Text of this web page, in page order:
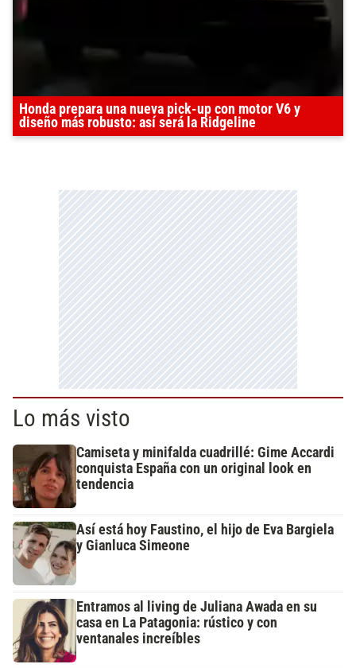
Honda prepara una nueva pick-up con motor V6 y
diseño más robusto: así será la Ridgeline
Lo más visto
Camiseta y minifalda cuadrillé: Gime Accardi
conquista España con un original look en
tendencia
Así está hoy Faustino, el hijo de Eva Bargiela
y Gianluca Simeone
Entramos al living de Juliana Awada en su
casa en La Patagonia: rústico y con
ventanales increíbles